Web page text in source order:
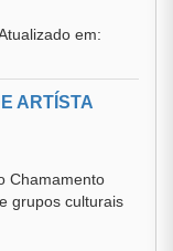
em:
ARTÍSTA
Chamamento
grupos culturais